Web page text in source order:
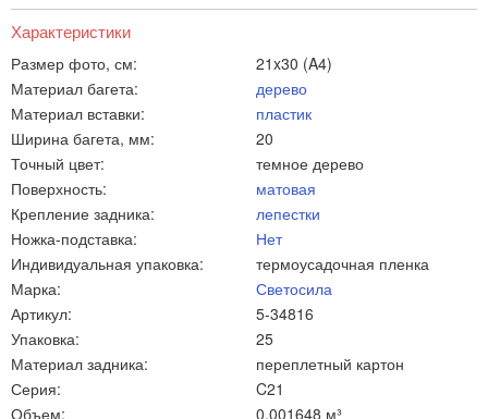
Характеристики
Размер фото, см:
21x30 (A4)
Материал багета:
дерево
Материал вставки:
пластик
Ширина багета, мм:
20
Точный цвет:
темное дерево
Поверхность:
матовая
Крепление задника:
лепестки
Ножка-подставка:
Нет
Индивидуальная упаковка:
термоусадочная пленка
Марка:
Светосила
Артикул:
5-34816
Упаковка:
25
Материал задника:
переплетный картон
Серия:
C21
Объем:
0.001648 м³